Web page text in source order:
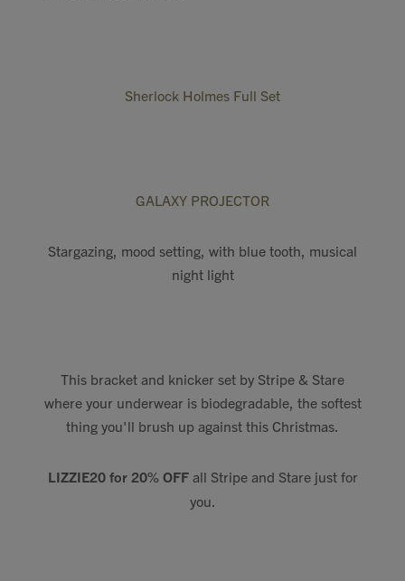
Sherlock Holmes Full Set
GALAXY PROJECTOR
Stargazing, mood setting, with blue tooth, musical
night light
This bracket and knicker set by Stripe & Stare
where your underwear is biodegradable, the softest
thing you'll brush up against this Christmas.
LIZZIE20 for 20% OFFall Stripe and Stare just for
you.